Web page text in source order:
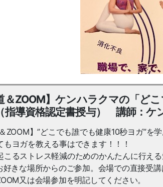
＆ZOOM】ケンハラクマの「ど
指導資格認定書授与） 講師：ケ
ZOOM】”どこでも誰でも健康10秒ヨガ”を
もヨガを教える事はできます！！！
こるストレス軽減のためのかんたんに行え
好きな場所からのご参加。会場での直接受
又は会場参加を明記してください。